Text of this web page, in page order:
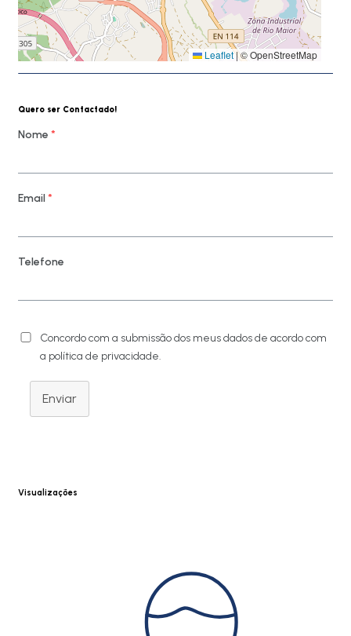
Leaflet|© OpenStreetMap
Quero ser Contactado!
Nome *
Email*
Telefone
Concordo com a submissão dos meus dados de acordo com
a política de privacidade.
Enviar
Visualizações